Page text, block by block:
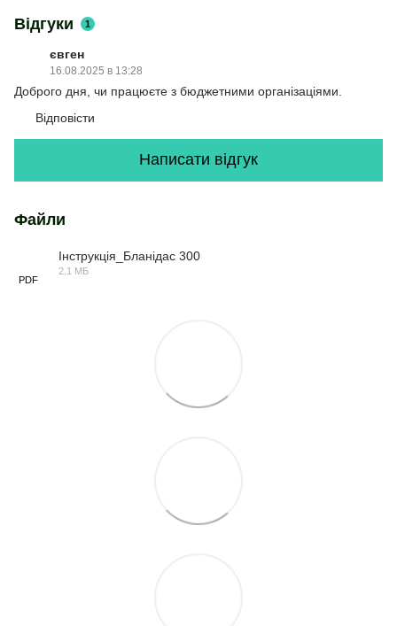
Відгуки 1
євген
16.08.2025 в 13:28
Доброго дня, чи працюєте з бюджетними організаціями.
Відповісти
Написати відгук
Файли
PDF
Інструкція_Бланідас 300
2.1 МБ